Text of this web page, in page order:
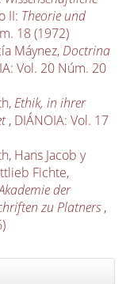
II: Theorie und
18 (1972)
Máynez, Doctrina
Vol. 20 Núm. 20
Ethik, in ihrer
, DIÁNOIA: Vol. 17
Hans Jacob y
Fichte,
der
zu Platners ,